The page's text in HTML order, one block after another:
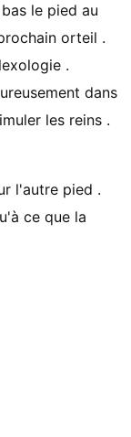
le pied au
orteil .
.
dans
les reins .
l'autre pied .
ce que la